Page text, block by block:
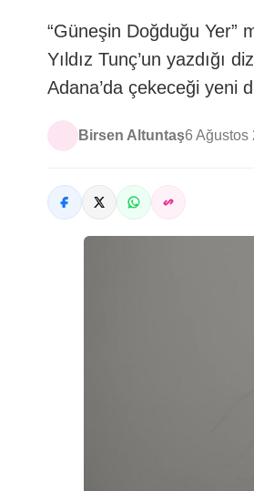
“Güneşin Doğduğu Yer”
Yıldız Tunç’un yazdığı
Adana’da çekeceği yeni
Birsen Altuntaş6 Ağustos